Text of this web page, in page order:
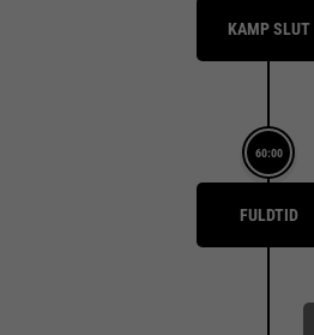
KAMP SLUT
60:00
FULDTID